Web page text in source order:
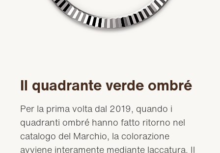
Il quadrante verde ombré
Per la prima volta dal 2019, quando i
quadranti ombré hanno fatto ritorno nel
catalogo del Marchio, la colorazione
avviene interamente mediante laccatura. Il